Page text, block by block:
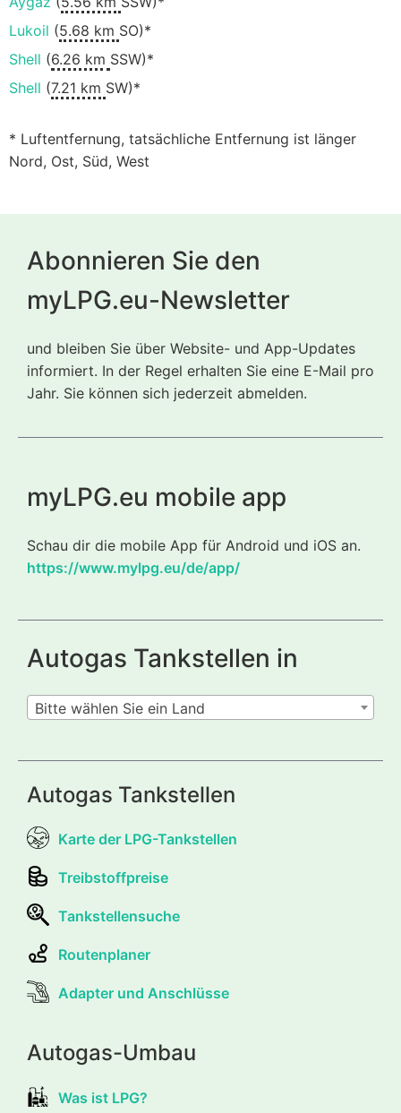
Lukoil (5.68 km SO)*
Shell (6.26 km SSW)*
Shell (7.21 km SW)*
* Luftentfernung, tatsächliche Entfernung ist länger
Nord, Ost, Süd, West
Abonnieren Sie den
myLPG.eu-Newsletter
und bleiben Sie über Website- und App-Updates
informiert. In der Regel erhalten Sie eine E-Mail pro
Jahr. Sie können sich jederzeit abmelden.
myLPG.eu mobile app
Schau dir die mobile App für Android und iOS an.
https://www.mylpg.eu/de/app/
Autogas Tankstellen in
Bitte wählen Sie ein Land
Autogas Tankstellen
Karte der LPG-Tankstellen
Treibstoffpreise
Tankstellensuche
Routenplaner
Adapter und Anschlüsse
Autogas-Umbau
Was ist LPG?